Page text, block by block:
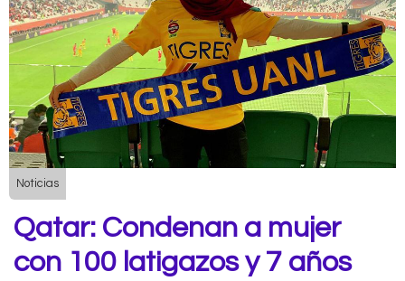
Noticias
Qatar: Condenan a mujer
con 100 latigazos y 7 años